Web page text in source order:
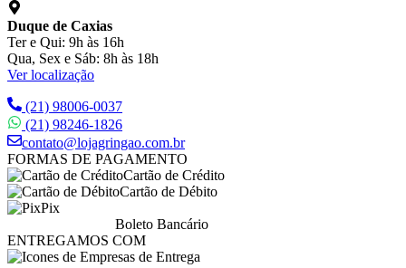
Duque de Caxias
Ter e Qui: 9h às 16h
Qua, Sex e Sáb: 8h às 18h
Ver localização
(21) 98006-0037
(21) 98246-1826
contato@lojagringao.com.br
FORMAS DE PAGAMENTO
Cartão de Crédito
Cartão de Débito
Pix
Boleto Bancário
ENTREGAMOS COM